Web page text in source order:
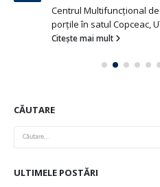
Centrul Multifuncțional
porțile în satul Copceac,
Citește mai mult
CĂUTARE
ULTIMELE POSTĂRI